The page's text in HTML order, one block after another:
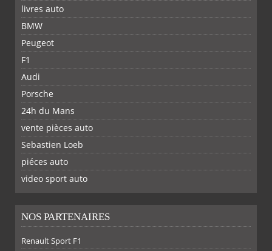
FACEBOOKTWITTER
livres auto
BMW
Peugeot
F1
Audi
Porsche
24h du Mans
vente pièces auto
Sebastien Loeb
piéces auto
video sport auto
NOS PARTENAIRES
Renault Sport F1